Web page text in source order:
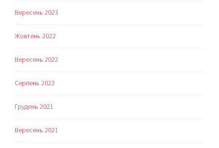
Вересень 2023
Жовтень 2022
Вересень 2022
Серпень 2022
Грудень 2021
Вересень 2021